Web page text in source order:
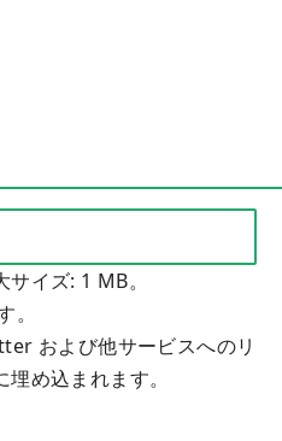
イズ: 1 MB。
および他サービスへのリ
め込まれます。